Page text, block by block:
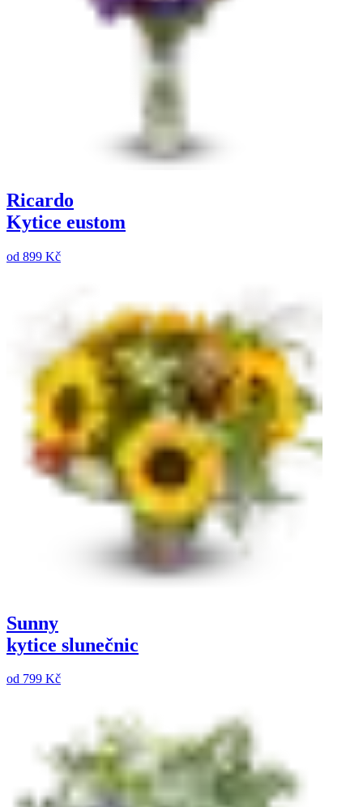
Ricardo
Kytice eustom
od 899 Kč
Sunny
kytice slunečnic
od 799 Kč